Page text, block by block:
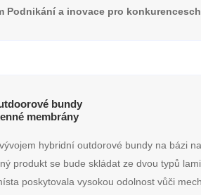
Podnikání a inovace pro
bundy
membrány
hybridní outdorové bundy na bázi
produkt se bude skládat ze dvou typů
poskytovala vysokou odolnost vůči